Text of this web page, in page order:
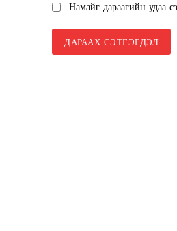
Намайг дараагийн удаа